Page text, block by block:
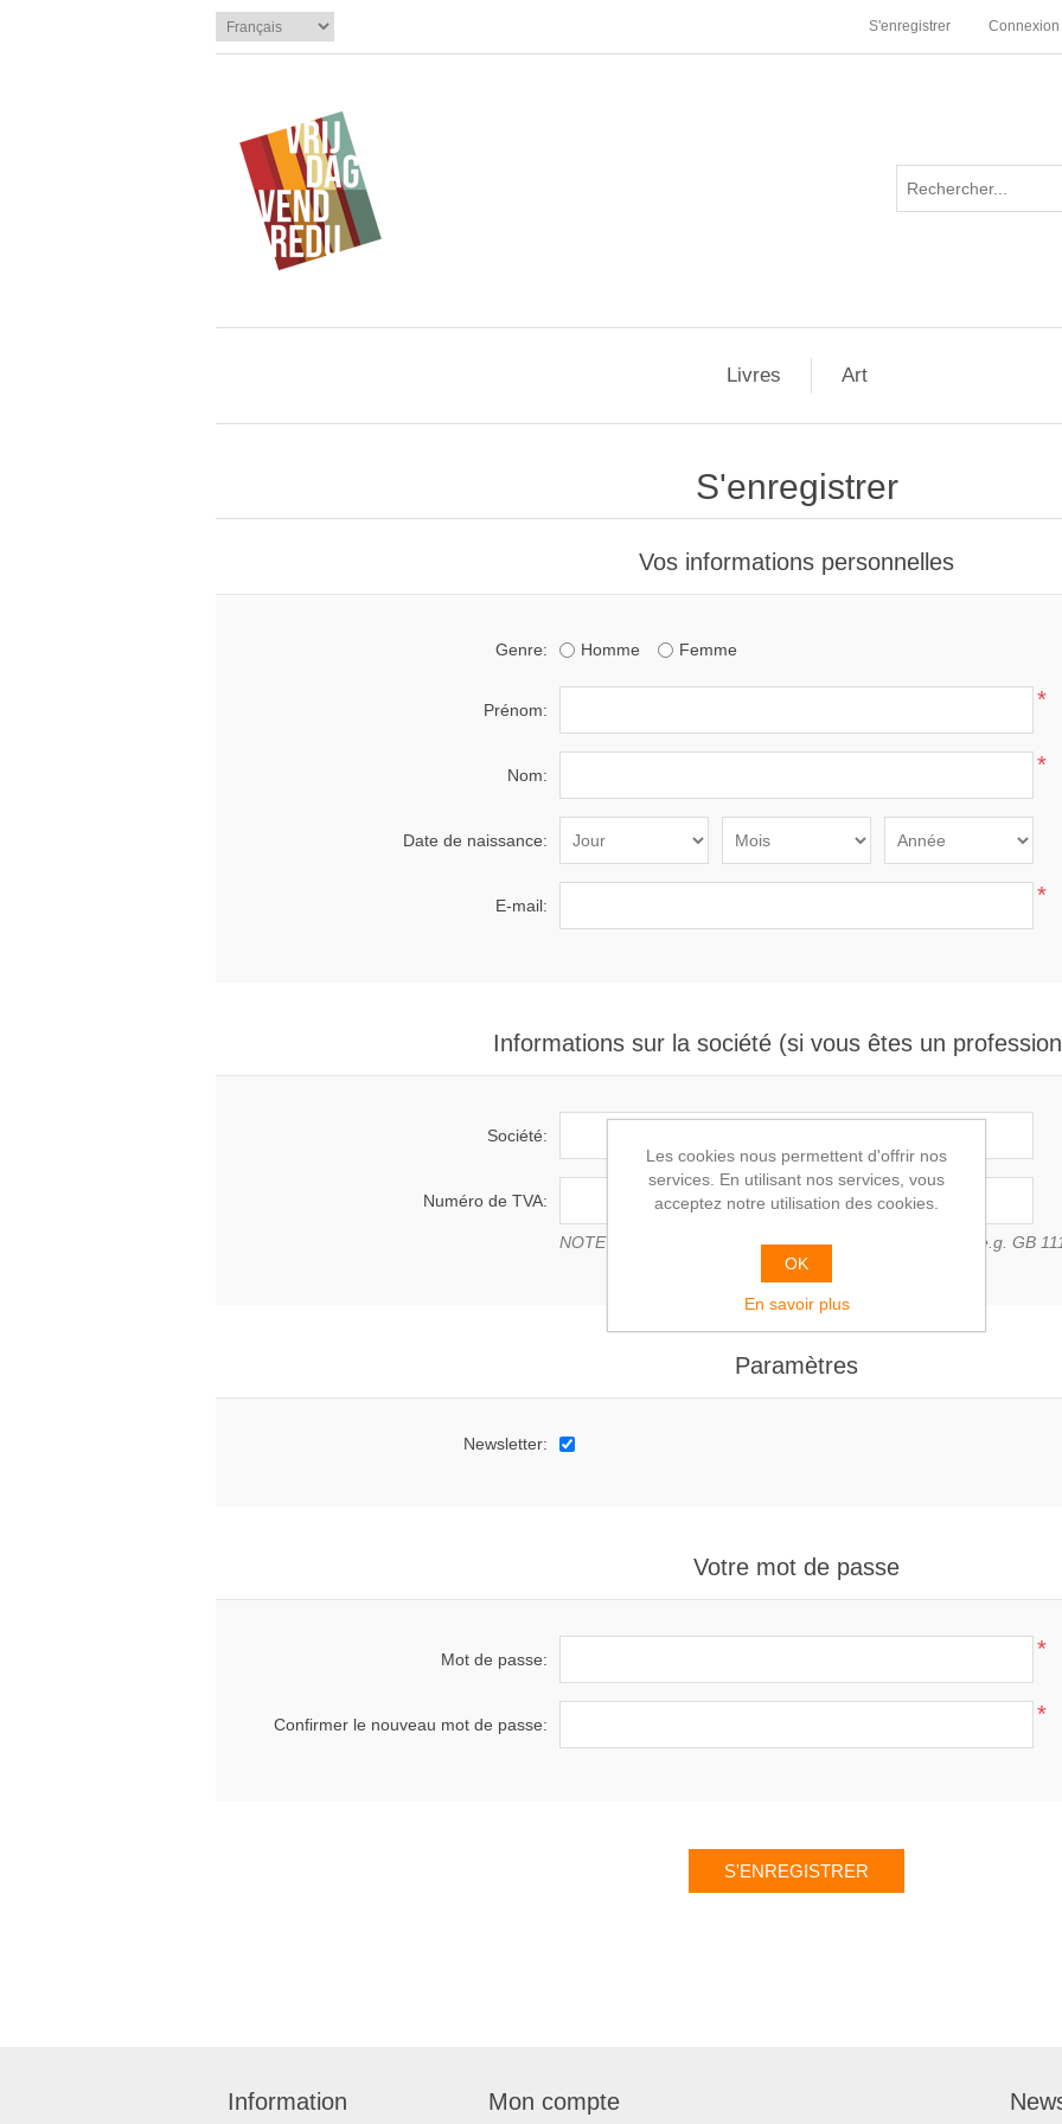
S'enregistrer Connexion
Livres Art
S'enregistrer
Vos informations personnelles
Genre: Homme Femme
Prénom: *
Nom: *
Date de naissance:
E-mail: *
Informations sur la société (si vous êtes un
Société:
Numéro de TVA:
NOTE : Entrer le numéro de TVA avec le code du pays (e.g. GB
Paramètres
Newsletter:
Votre mot de passe
Mot de passe: *
Confirmer le nouveau mot de passe: *
Information Mon compte
Les cookies nous permettent d'offrir nos
services. En utilisant nos services, vous
acceptez notre utilisation des cookies.
OK
En savoir plus